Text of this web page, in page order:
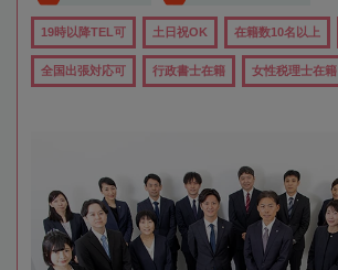
19時以降TEL可 土日祝OK 在籍数10名以上
全国出張対応可 行政書士在籍 女性税理士在籍